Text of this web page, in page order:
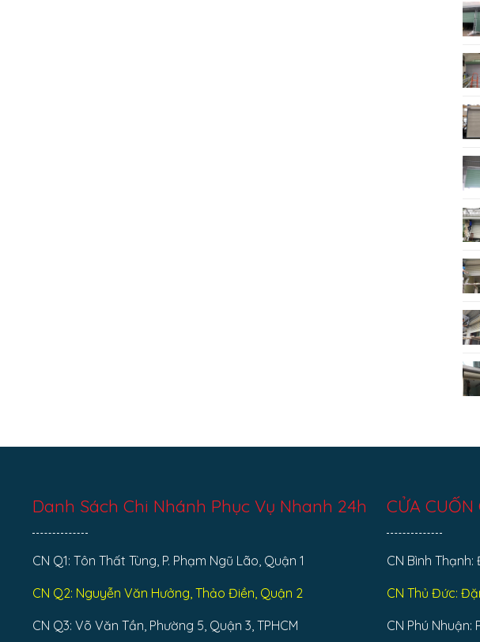
Danh Sách Chi Nhánh Phục Vụ Nhanh 24h
CN Q1: Tôn Thất Tùng, P. Phạm Ngũ Lão, Quận 1
CN Q2: Nguyễn Văn Hưởng, Thảo Điền, Quận 2
CN Q3: Võ Văn Tần, Phường 5, Quận 3, TPHCM
CỬA CUỐN
CN Bình Thạnh:
CN Thủ Đức:
CN Phú Nhuận: